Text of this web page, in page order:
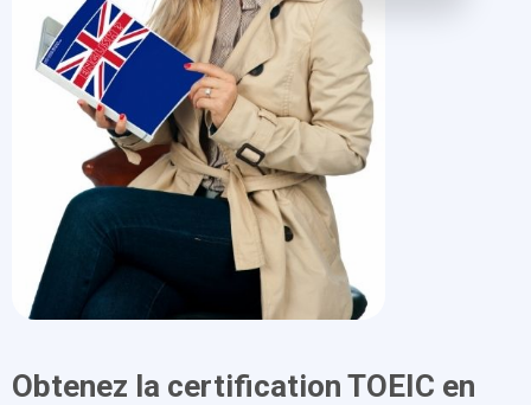
Obtenez la certification TOEIC en